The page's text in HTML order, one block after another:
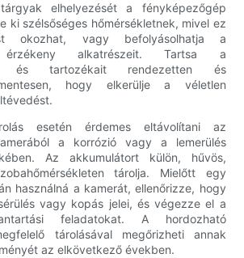
elhelyezését a fényképezőgép
ki szélsőséges hőmérsékletnek, mivel ez
okozhat, vagy befolyásolhatja a
érzékeny alkatrészeit. Tartsa a
és tartozékait rendezetten és
hogy elkerülje a véletlen
esetén érdemes eltávolítani az
a korrózió vagy a lemerülés
Az akkumulátort külön, hűvös,
tárolja. Mielőtt egy
használná a kamerát, ellenőrizze, hogy
vagy kopás jelei, és végezze el a
feladatokat. A hordozható
tárolásával megőrizheti annak
az elkövetkező években.